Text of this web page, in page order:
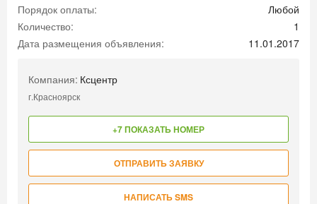
Порядок оплаты:
Любой
Количество:
1
Дата размещения объявления:
11.01.2017
Компания: Ксцентр
г.Красноярск
+7 ПОКАЗАТЬ НОМЕР
ОТПРАВИТЬ ЗАЯВКУ
НАПИСАТЬ SMS